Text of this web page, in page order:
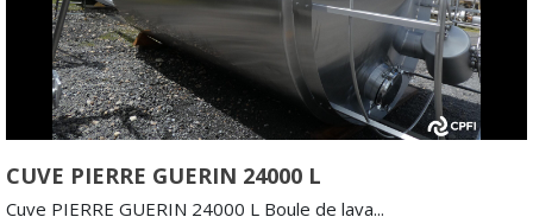
CUVE PIERRE GUERIN 24000 L
Cuve PIERRE GUERIN 24000 L Boule de lava...